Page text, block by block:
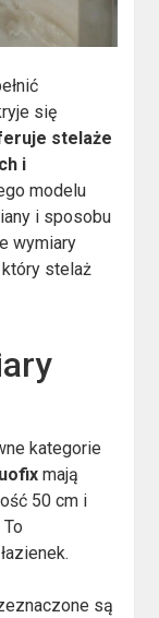
się
stelaże
i
modelu
i sposobu
wymiary
stelaż
kategorie
mają
50 cm i
są